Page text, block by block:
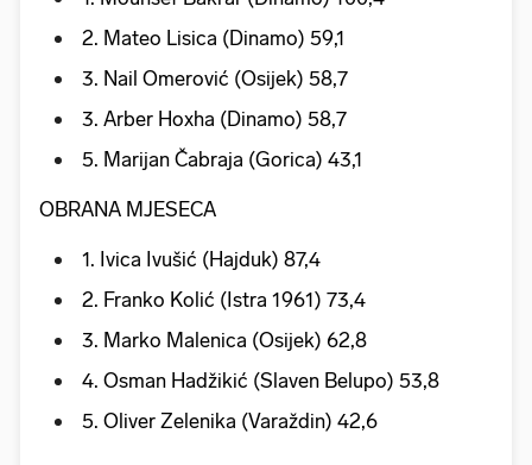
2. Mateo Lisica (Dinamo) 59,1
3. Nail Omerović (Osijek) 58,7
3. Arber Hoxha (Dinamo) 58,7
5. Marijan Čabraja (Gorica) 43,1
OBRANA MJESECA
1. Ivica Ivušić (Hajduk) 87,4
2. Franko Kolić (Istra 1961) 73,4
3. Marko Malenica (Osijek) 62,8
4. Osman Hadžikić (Slaven Belupo) 53,8
5. Oliver Zelenika (Varaždin) 42,6